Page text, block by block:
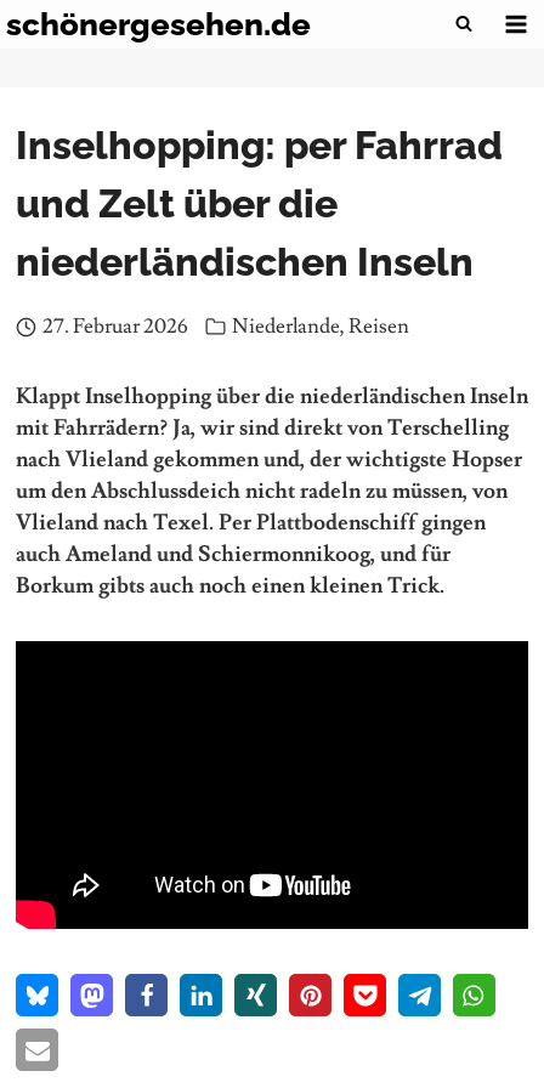
Zum
schönergesehen.de
Inselhopping: per Fahrrad
und Zelt über die
niederländischen Inseln
27. Februar 2026 Niederlande,Reisen
Klappt Inselhopping über die niederländischen Inseln
mit Fahrrädern? Ja, wir sind direkt von Terschelling
nach Vlieland gekommen und, der wichtigste Hopser
um den Abschlussdeich nicht radeln zu müssen, von
Vlieland nach Texel. Per Plattbodenschiff gingen
auch Ameland und Schiermonnikoog, und für
Borkum gibts auch noch einen kleinen Trick.